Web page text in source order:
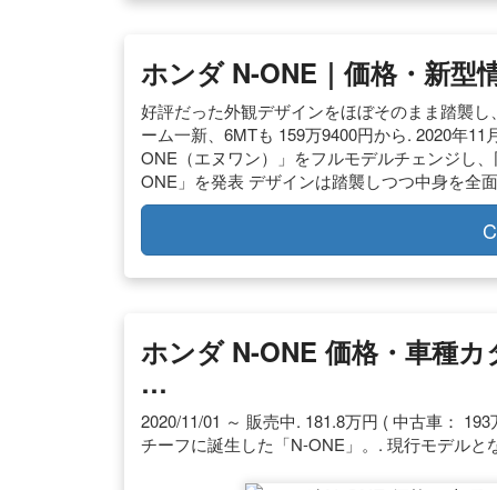
ホンダ N-ONE｜価格・新型
好評だった外観デザインをほぼそのまま踏襲
ーム一新、6MTも 159万9400円から. 2020年
ONE（エヌワン）」をフルモデルチェンジし
ONE」を発表 デザインは踏襲しつつ中身を全
ホンダ N-ONE 価格・車種
…
2020/11/01 ～ 販売中. 181.8万円 ( 中古車：
チーフに誕生した「N-ONE」。. 現行モデル